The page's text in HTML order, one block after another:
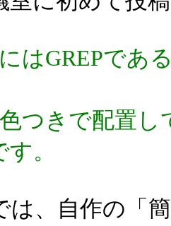
はGREPであ
つきで配置
。
は、自作の「